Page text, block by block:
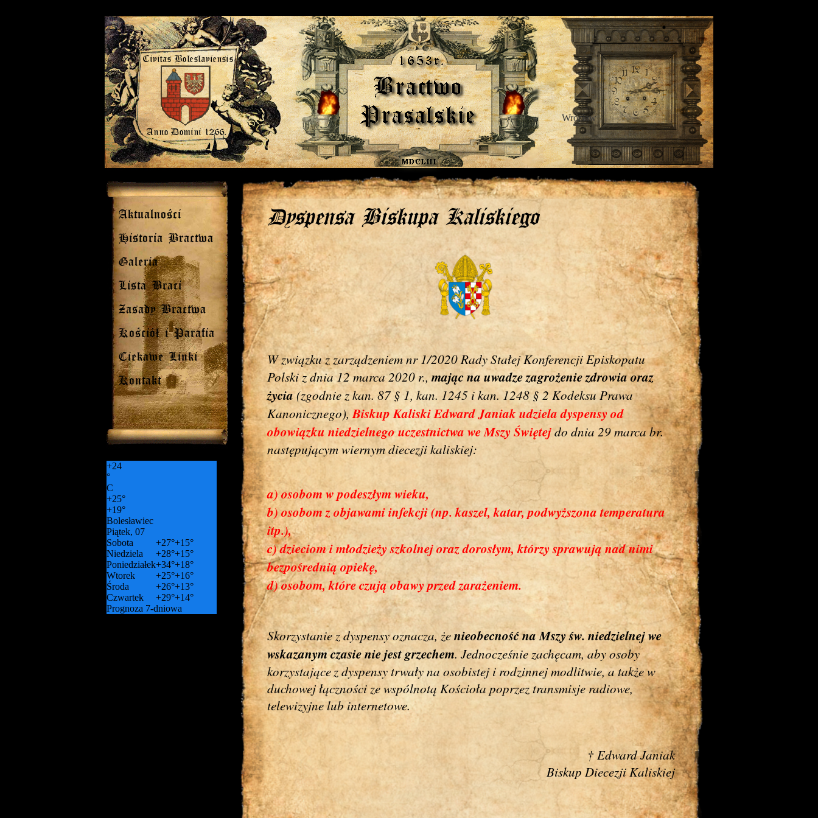
Wrocław
Aktualności
Historia Bractwa
Galeria
Lista Braci
Zasady Bractwa
Kościół i Parafia
Ciekawe Linki
Kontakt
+24
°
C
+25°
+19°
Bolesławiec
Piątek, 07
Sobota
+27°+15°
Niedziela
+28°+15°
Poniedziałek+34°+18°
Wtorek
+25°+16°
Środa
+26°+13°
Czwartek
+29°+14°
Prognoza 7-dniowa
Dyspensa Biskupa Kaliskiego
W związku z zarządzeniem nr 1/2020 Rady Stałej Konferencji Episkopatu
Polski z dnia 12 marca 2020 r.,mając na uwadze zagrożenie zdrowia oraz
życia(zgodnie z kan. 87 § 1, kan. 1245 i kan. 1248 § 2 Kodeksu Prawa
Kanonicznego), Biskup Kaliski Edward Janiak udziela dyspensy od
obowiązku niedzielnego uczestnictwa we Mszy Świętejdo dnia 29 marca br.
następującym wiernym diecezji kaliskiej:
a) osobom w podeszłym wieku,
b) osobom z objawami infekcji (np. kaszel, katar, podwyższona temperatura
itp.),
c) dzieciom i młodzieży szkolnej oraz dorosłym, którzy sprawują nad nimi
bezpośrednią opiekę,
d) osobom, które czują obawy przed zarażeniem.
Skorzystanie z dyspensy oznacza, żenieobecność na Mszy św. niedzielnejwe
wskazanym czasie nie jest grzechem. Jednocześnie zachęcam, aby osoby
korzystającez dyspensy trwały na osobistej i rodzinnej modlitwie, a także w
duchowej łączności ze wspólnotą Kościoła poprzez transmisje radiowe,
telewizyjne lub internetowe.
† Edward Janiak
Biskup Diecezji Kaliskiej